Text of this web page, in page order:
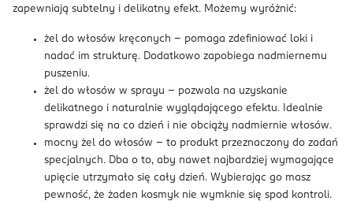
zapewniają subtelny i delikatny efekt. Możemy wyróżnić:
żel do włosów kręconych – pomaga zdefiniować loki i
nadać im strukturę. Dodatkowo zapobiega nadmiernemu
puszeniu.
żel do włosów w sprayu – pozwala na uzyskanie
delikatnego i naturalnie wyglądającego efektu. Idealnie
sprawdzi się na co dzień i nie obciąży nadmiernie włosów.
mocny żel do włosów – to produkt przeznaczony do zadań
specjalnych. Dba o to, aby nawet najbardziej wymagające
upięcie utrzymało się cały dzień. Wybierając go masz
pewność, że żaden kosmyk nie wymknie się spod kontroli.